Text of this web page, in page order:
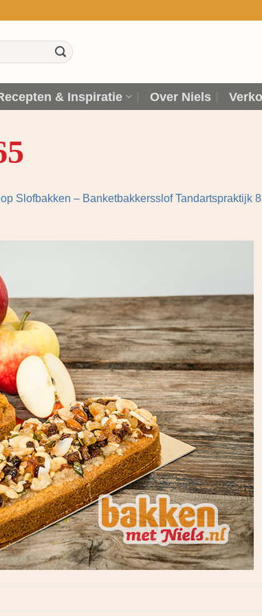
& Inspiratie Over Niels
Slofbakken – Banketbakkersslof Tandartspraktijk